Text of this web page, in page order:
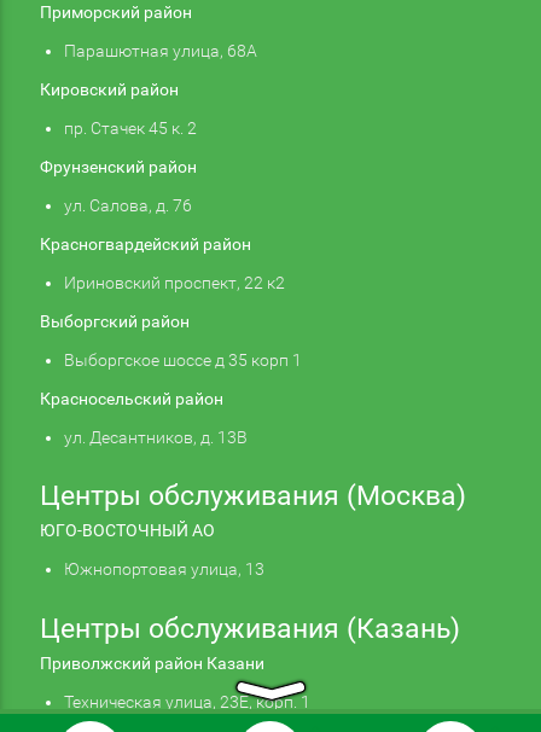
Приморский район
Парашютная улица, 68А
Кировский район
пр. Стачек 45 к. 2
Фрунзенский район
ул. Салова, д. 76
Красногвардейский район
Ириновский проспект, 22 к2
Выборгский район
Выборгское шоссе д 35 корп 1
Красносельский район
ул. Десантников, д. 13В
Центры обслуживания (Москва)
ЮГО-ВОСТОЧНЫЙ АО
Южнопортовая улица, 13
Центры обслуживания (Казань)
Приволжский район Казани
Техническая улица, 23Е, корп. 1